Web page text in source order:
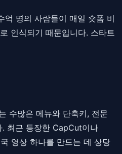
억 명의 사람들이 매일 숏폼 비
인식되기 때문입니다. 스타트
수많은 메뉴와 단축키, 전문
. 최근 등장한 CapCut이나
영상 하나를 만드는 데 상당